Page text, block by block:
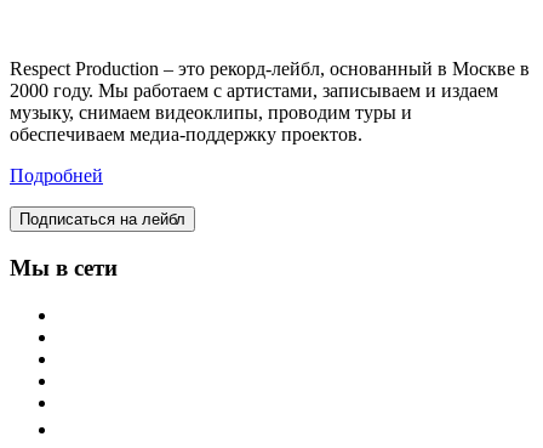
Respect Production – это рекорд-лейбл, основанный в Москве в
2000 году. Мы работаем с артистами, записываем и издаем
музыку, снимаем видеоклипы, проводим туры и
обеспечиваем медиа-поддержку проектов.
Подробней
Подписаться на лейбл
Мы в сети